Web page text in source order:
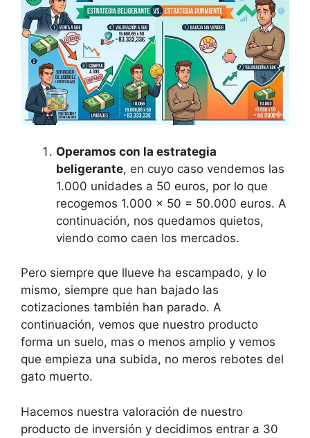
Operamos con la estrategia
beligerante, en cuyo caso vendemos las
1.000 unidades a 50 euros, por lo que
recogemos 1.000 x 50 = 50.000 euros. A
continuación, nos quedamos quietos,
viendo como caen los mercados.
Pero siempre que llueve ha escampado, y lo
mismo, siempre que han bajado las
cotizaciones también han parado. A
continuación, vemos que nuestro producto
forma un suelo, mas o menos amplio y vemos
que empieza una subida, no meros rebotes del
gato muerto.
Hacemos nuestra valoración de nuestro
producto de inversión y decidimos entrar a 30